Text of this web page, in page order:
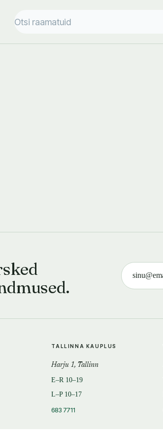
TALLINNA KAUPLUS
Harju 1, Tallinn
E–R 10–19
L–P 10–17
683 7711